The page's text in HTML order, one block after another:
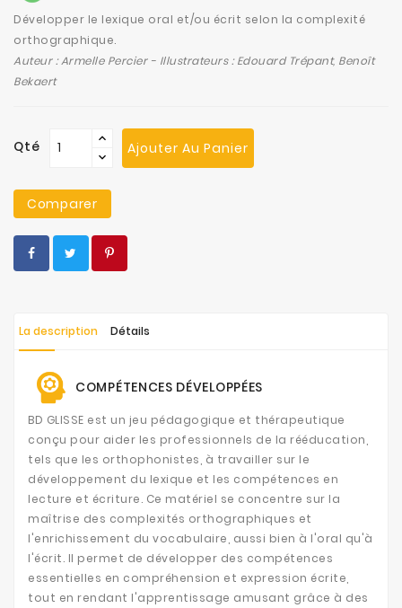
Développer le lexique oral et/ou écrit selon la complexité
orthographique.
Auteur : Armelle Percier - Illustrateurs : Edouard Trépant, Benoît
Bekaert
Qté Ajouter Au Panier
Comparer
La description Détails
COMPÉTENCES DÉVELOPPÉES
BD GLISSE est un jeu pédagogique et thérapeutique
conçu pour aider les professionnels de la rééducation,
tels que les orthophonistes, à travailler sur le
développement du lexique et les compétences en
lecture et écriture. Ce matériel se concentre sur la
maîtrise des complexités orthographiques et
l'enrichissement du vocabulaire, aussi bien à l'oral qu'à
l'écrit. Il permet de développer des compétences
essentielles en compréhension et expression écrite,
tout en rendant l'apprentissage amusant grâce à des